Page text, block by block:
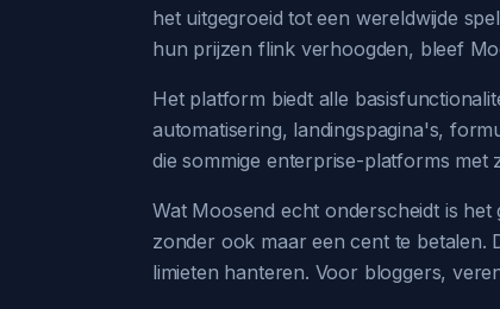
het uitgegroeid tot een wereldwijde
hun prijzen flink verhoogden, bleef
Het platform biedt alle
automatisering, landingspagina's,
die sommige enterprise-platforms met
Wat Moosend echt onderscheidt is
zonder ook maar een cent te betalen.
limieten hanteren. Voor bloggers,